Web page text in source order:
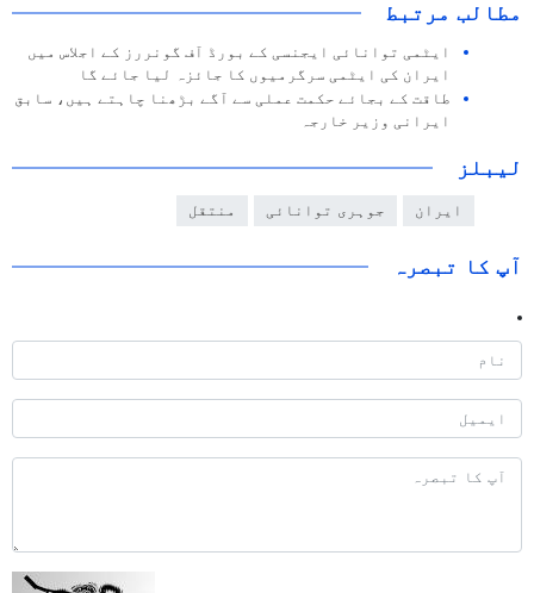
مطالب مرتبط
ایٹمی توانائی ایجنسی کے بورڈ آف گونررز کے اجلاس میں
ایران کی ایٹمی سرگرمیوں کا جائزہ لیا جائے گا
طاقت کے بجائے حکمت عملی سے آگے بڑھنا چاہتے ہیں، سابق
ایرانی وزیر خارجہ
لیبلز
ایران جوہری توانائی منتقل
آپ کا تبصرہ